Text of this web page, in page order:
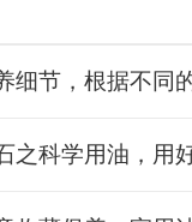
细节，根据不同
之科学用油，用